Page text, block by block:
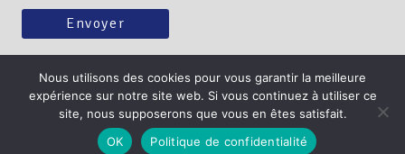
©foulqueschombartdelauwe.fr –Mention légales et Politique de
confidentialité
Nous utilisons des cookies pour vous garantir la meilleure
expérience sur notre site web. Si vous continuez à utiliser ce
site, nous supposerons que vous en êtes satisfait.
OK
Politique de confidentialité